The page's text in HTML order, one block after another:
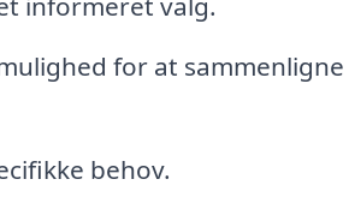
for at sammenligne
behov.